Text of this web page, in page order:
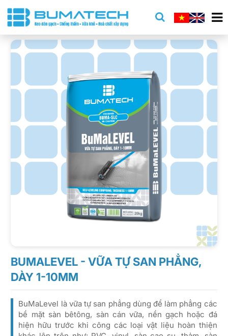
BUMALEVEL - VỮA TỰ SAN PHẲNG,
DÀY 1-10MM
BuMaLevel là vữa tự san phẳng dùng để làm phẳng các
bề mặt sàn bêtông, sàn cán vữa, nền gạch hoặc đá
hiện hữu trước khi công các loại vật liệu hoàn thiện